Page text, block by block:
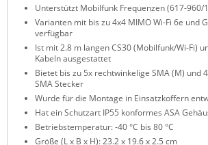
TEKTELIC
Teltonika
Unwired Networks
Vision
WATTECO
Westermo
Yuasa
Unterstützt Mobilfunk Frequenzen (617-960/
Varianten mit bis zu 4x4 MIMO Wi-Fi 6e und
verfügbar
Ist mit 2.8 m langen CS30 (Mobilfunk/Wi-Fi)
Kabeln ausgestattet
Bietet bis zu 5x rechtwinkelige SMA (M) und
SMA Stecker
Wurde für die Montage in Einsatzkoffern
Hat ein Schutzart IP55 konformes ASA
Betriebstemperatur: -40 °C bis 80 °C
Größe (L x B x H): 23.2 x 19.6 x 2.5 cm